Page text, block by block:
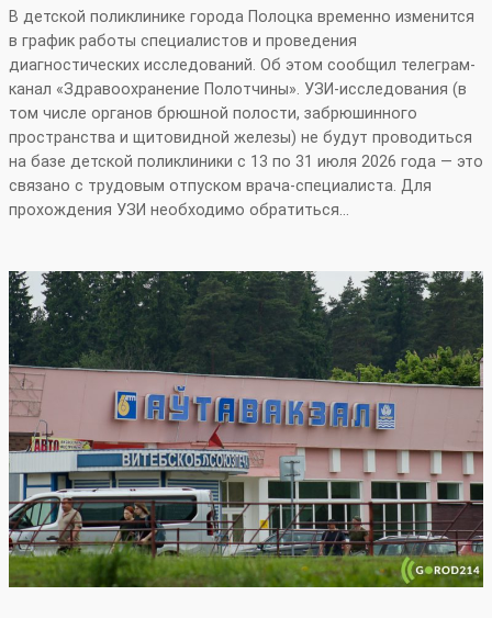
В детской поликлинике города Полоцка временно изменится
в график работы специалистов и проведения
диагностических исследований. Об этом сообщил телеграм-
канал «Здравоохранение Полотчины». УЗИ‑исследования (в
том числе органов брюшной полости, забрюшинного
пространства и щитовидной железы) не будут проводиться
на базе детской поликлиники с 13 по 31 июля 2026 года — это
связано с трудовым отпуском врача‑специалиста. Для
прохождения УЗИ необходимо обратиться…